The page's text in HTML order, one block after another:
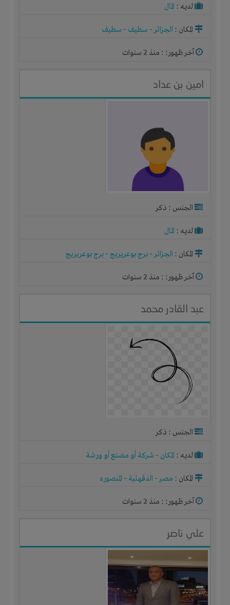
لديـه : المال
المكان : الجزائر- سطيف - سطيف
آخر ظهور: : منذ 2 سنوات
امين بن عداد
الجنس : ذكر
لديـه : المال
المكان : الجزائر- برج بوعريريج- برج بوعريريج
آخر ظهور: : منذ 2 سنوات
عبد القادر محمد
الجنس : ذكر
لديـه : المكان - شركة أو مصنع أو ورشة
المكان : مصر- الدقهلية - المنصوره
آخر ظهور: : منذ 2 سنوات
علي ناصر